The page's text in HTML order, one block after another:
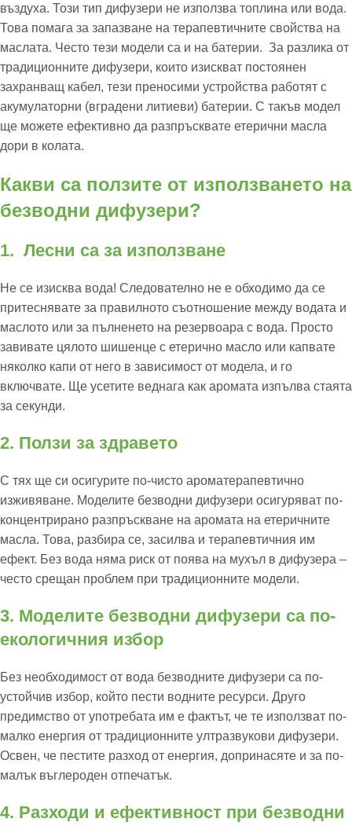
въздуха. Този тип дифузери не използва топлина или вода.
Това помага за запазване на терапевтичните свойства на
маслата. Често тези модели са и на батерии. За разлика от
традиционните дифузери, които изискват постоянен
захранващ кабел, тези преносими устройства работят с
акумулаторни (вградени литиеви) батерии. С такъв модел
ще можете ефективно да разпръсквате етерични масла
дори в колата.
Какви са ползите от използването на
безводни дифузери?
1. Лесни са за използване
Не се изисква вода! Следователно не е обходимо да се
притеснявате за правилното съотношение между водата и
маслото или за пълненето на резервоара с вода. Просто
завивате цялото шишенце с етерично масло или капвате
няколко капи от него в зависимост от модела, и го
включвате. Ще усетите веднага как аромата изпълва стаята
за секунди.
2. Ползи за здравето
С тях ще си осигурите по-чисто ароматерапевтично
изживяване. Моделите безводни дифузери осигуряват по-
концентрирано разпръскване на аромата на етеричните
масла. Това, разбира се, засилва и терапевтичния им
ефект. Без вода няма риск от поява на мухъл в дифузера –
често срещан проблем при традиционните модели.
3. Моделите безводни дифузери са по-
екологичния избор
Без необходимост от вода безводните дифузери са по-
устойчив избор, който пести водните ресурси. Друго
предимство от употребата им е фактът, че те използват по-
малко енергия от традиционните ултразвукови дифузери.
Освен, че пестите разход от енергия, допринасяте и за по-
малък въглероден отпечатък.
4. Разходи и ефективност при безводни